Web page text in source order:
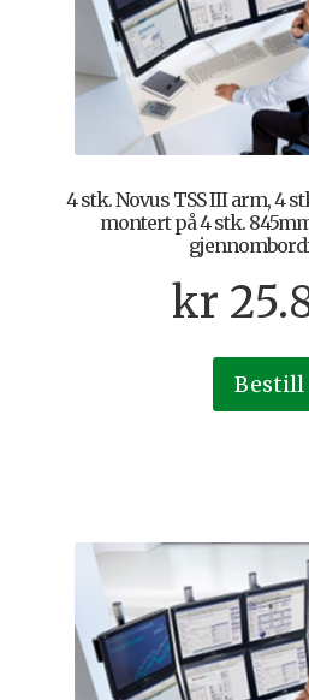
4 stk. Novus TSS III arm, 4
montert på 4 stk.
kr
Bestill